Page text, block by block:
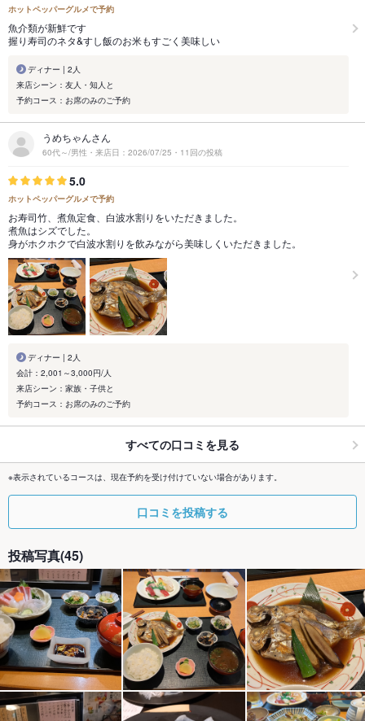
ホットペッパーグルメで予約
魚介類が新鮮です
握り寿司のネタ&すし飯のお米もすごく美味しい
ディナー | 2人
来店シーン：友人・知人と
予約コース：お席のみのご予約
うめちゃんさん
60代～/男性・来店日：2026/07/25・11回の投稿
5.0
ホットペッパーグルメで予約
お寿司竹、煮魚定食、白波水割りをいただきました。
煮魚はシズでした。
身がホクホクで白波水割りを飲みながら美味しくいただきました。
ディナー | 2人
会計：2,001～3,000円/人
来店シーン：家族・子供と
予約コース：お席のみのご予約
すべての口コミを見る
※表示されているコースは、現在予約を受け付けていない場合があります。
口コミを投稿する
投稿写真(45)